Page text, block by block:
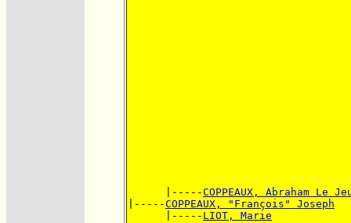
      |-----
COPPEAUX, Abraham Le
|-----COPPEAUX, "François" Joseph
      |-----
LIOT, Marie